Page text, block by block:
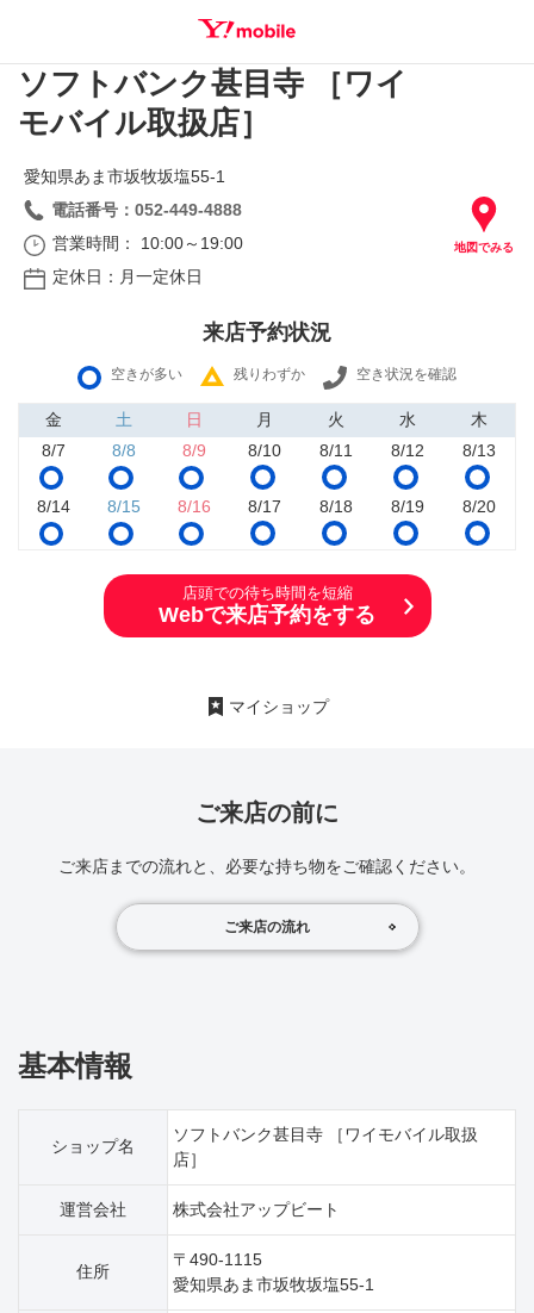
SEARCH
ソフトバンク甚目寺 ［ワイ
モバイル取扱店］
地図でみる
愛知県あま市坂牧坂塩55‐1
電話番号：052-449-4888
営業時間： 10:00～19:00
定休日：月一定休日
来店予約状況
空きが多い 残りわずか 空き状況を確認
金 土 日 月 火 水
木
8/7
8/8 8/9 8/10 8/11 8/12 8/13
8/14 8/15 8/16 8/17 8/18 8/19 8/20
店頭での待ち時間を短縮
Webで来店予約をする
マイショップ
ご来店の前に
ご来店までの流れと、必要な持ち物をご確認ください。
ご来店の流れ
基本情報
ショップ名
ソフトバンク甚目寺 ［ワイモバイル取扱
店］
運営会社 株式会社アップビート
住所
〒490-1115
愛知県あま市坂牧坂塩55‐1